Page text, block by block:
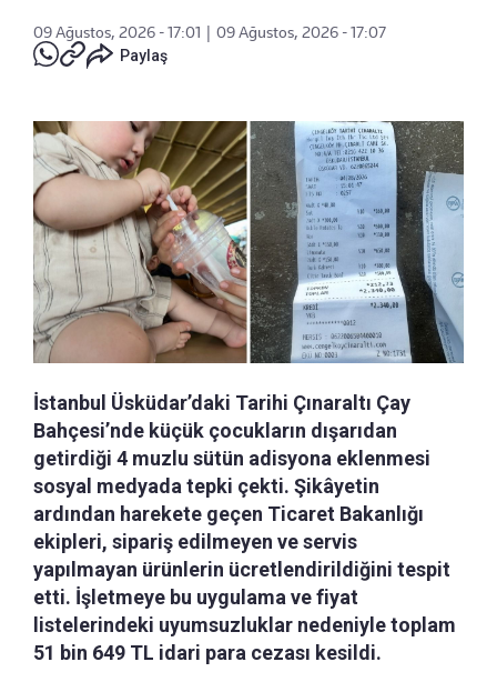
09 Ağustos, 2026 - 17:01
09 Ağustos, 2026 - 17:07
Paylaş
İstanbul Üsküdar’daki Tarihi Çınaraltı Çay
Bahçesi’nde küçük çocukların dışarıdan
getirdiği 4 muzlu sütün adisyona eklenmesi
sosyal medyada tepki çekti. Şikâyetin
ardından harekete geçen Ticaret Bakanlığı
ekipleri, sipariş edilmeyen ve servis
yapılmayan ürünlerin ücretlendirildiğini tespit
etti. İşletmeye bu uygulama ve fiyat
listelerindeki uyumsuzluklar nedeniyle toplam
51 bin 649 TL idari para cezası kesildi.